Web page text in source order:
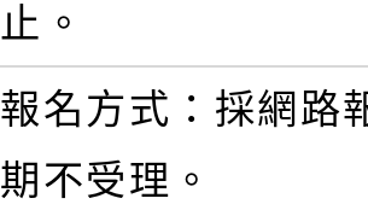
止。
報名方式：採網路
期不受理。